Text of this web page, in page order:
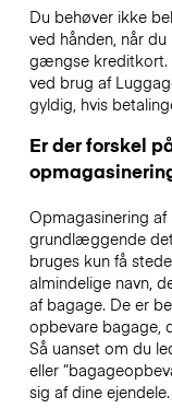
Du behøver ikke
ved hånden, når
gængse kreditkort.
ved brug af
gyldig, hvis
Er der forskel
Opmagasinering
grundlæggende
bruges kun få
almindelige navn,
af bagage. De er
opbevare bagage,
Så uanset om du
eller
sig af dine ejendele.